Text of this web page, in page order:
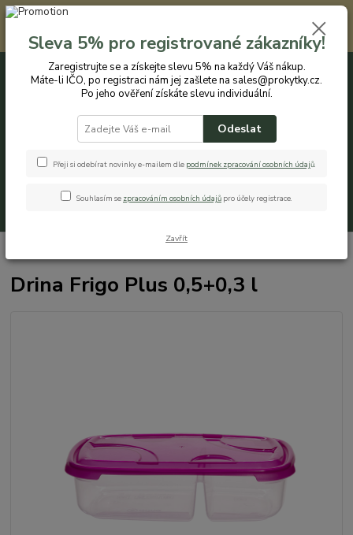
Registrovaným zákazníkům nabízíme slevu 5% na každý nákup. Máte-li
IČO, po registraci nám jej zašlete na sales@prokytky.cz. Po jeho ověření
získáte slevu individuální. Přejít na registraci →
CZK
+420 774 544 973 0ks
Drina Frigo Plus 0,5+0,3 l
Sleva 5% pro registrované zákazníky!
Zaregistrujte se a získejte slevu 5% na každý Váš nákup.
Máte-li IČO, po registraci nám jej zašlete na sales@prokytky.cz.
Po jeho ověření získáte slevu individuální.
Odeslat
Přeji si odebírat novinky e-mailem dle podmínek zpracování osobních údajů.
Souhlasím se zpracováním osobních údajů pro účely registrace.
Zavřít